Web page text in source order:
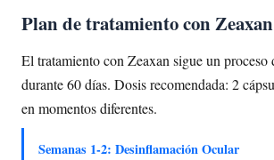
Plan de tratamiento con Zeaxan
El tratamiento con Zeaxan sigue un proceso
durante 60 días. Dosis recomendada: 2
en momentos diferentes.
Semanas 1-2: Desinflamación Ocular